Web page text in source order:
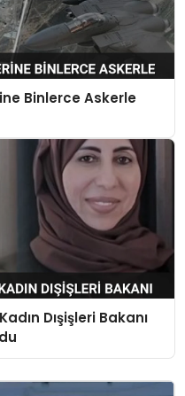
Binlerce Askerle
Dışişleri Bakanı